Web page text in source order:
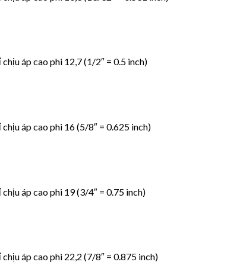
áp cao phi 12,7 (1/2″ = 0.5 inch)
áp cao phi 16 (5/8″ = 0.625 inch)
áp cao phi 19 (3/4″ = 0.75 inch)
áp cao phi 22,2 (7/8″ = 0.875 inch)